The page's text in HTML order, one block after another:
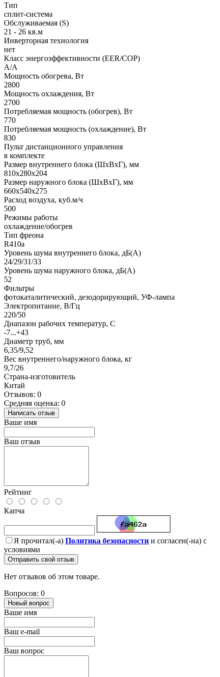
Тип
сплит-система
Обслуживаемая (S)
21 - 26 кв.м
Инверторная технология
нет
Класс энергоэффективности (EER/COP)
А/А
Мощность обогрева, Вт
2800
Мощность охлаждения, Вт
2700
Потребляемая мощность (обогрев), Вт
770
Потребляемая мощность (охлаждение), Вт
830
Пульт дистанционного управления
в комплекте
Размер внутреннего блока (ШхВхГ), мм
810x280x204
Размер наружного блока (ШхВхГ), мм
660x540x275
Расход воздуха, куб.м/ч
500
Режимы работы
охлаждение/обогрев
Тип фреона
R410a
Уровень шума внутреннего блока, дБ(А)
24/29/31/33
Уровень шума наружного блока, дБ(А)
52
Фильтры
фотокаталитический, дезодорирующий, УФ-лампа
Электропитание, В/Гц
220/50
Диапазон рабочих температур, С
-7...+43
Диаметр труб, мм
6,35/9,52
Вес внутреннего/наружного блока, кг
9,7/26
Страна-изготовитель
Китай
Отзывов: 0
Средняя оценка: 0
Написать отзыв
Ваше имя
Ваш отзыв
Рейтинг
Капча
Я прочитал(-а) Политика безопасности и согласен(-на) с
условиями
Отправить свой отзыв
Нет отзывов об этом товаре.
Вопросов: 0
Новый вопрос
Ваше имя
Ваш e-mail
Ваш вопрос